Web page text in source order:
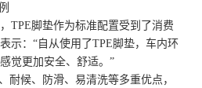
TPE脚垫作为标准配置受到了消费
示：“自从使用了TPE脚垫，车内环
觉更加安全、舒适。”
耐候、防滑、易清洗等多重优点，